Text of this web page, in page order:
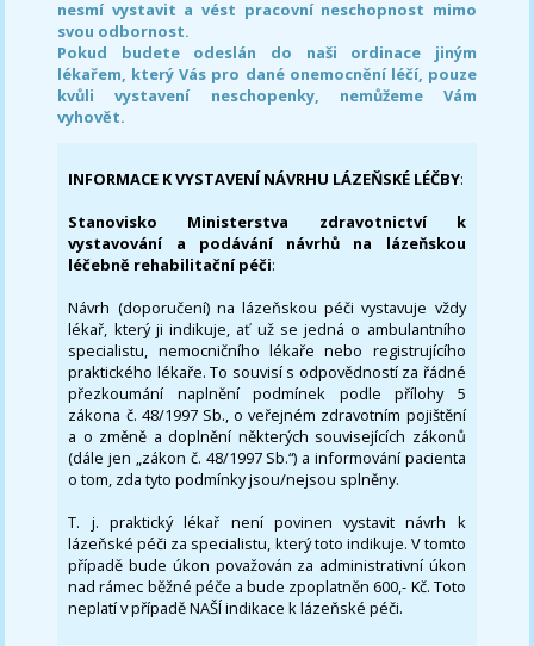
nesmí vystavit a vést pracovní neschopnost mimo
svou odbornost.
Pokud budete odeslán do naši ordinace jiným
lékařem, který Vás pro dané onemocnění léčí, pouze
kvůli vystavení neschopenky, nemůžeme Vám
vyhovět.
INFORMACE K VYSTAVENÍ NÁVRHU LÁZEŇSKÉ LÉČBY:
Stanovisko Ministerstva zdravotnictví k
vystavování a podávání návrhů na lázeňskou
léčebně rehabilitační péči:
Návrh (doporučení) na lázeňskou péči vystavuje vždy
lékař, který ji indikuje, ať už se jedná o ambulantního
specialistu, nemocničního lékaře nebo registrujícího
praktického lékaře. To souvisí s odpovědností za řádné
přezkoumání naplnění podmínek podle přílohy 5
zákona č. 48/1997 Sb., o veřejném zdravotním pojištění
a o změně a doplnění některých souvisejících zákonů
(dále jen „zákon č. 48/1997 Sb.“) a informování pacienta
o tom, zda tyto podmínky jsou/nejsou splněny.
T. j. praktický lékař není povinen vystavit návrh k
lázeňské péči za specialistu, který toto indikuje. V tomto
případě bude úkon považován za administrativní úkon
nad rámec běžné péče a bude zpoplatněn 600,- Kč. Toto
neplatí v případě NAŠÍ indikace k lázeňské péči.